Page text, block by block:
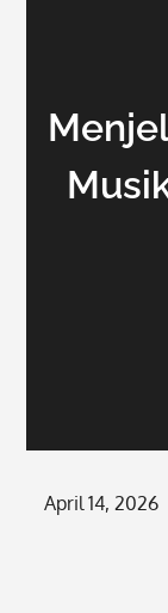
Posted
April 14, 2026